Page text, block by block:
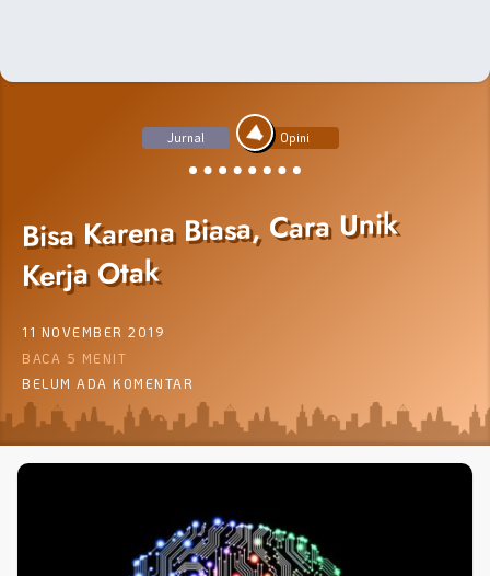
Jurnal Opini
Bisa Karena Biasa, Cara Unik
Kerja Otak
11 NOVEMBER 2019
BACA 5 MENIT
BELUM ADA KOMENTAR